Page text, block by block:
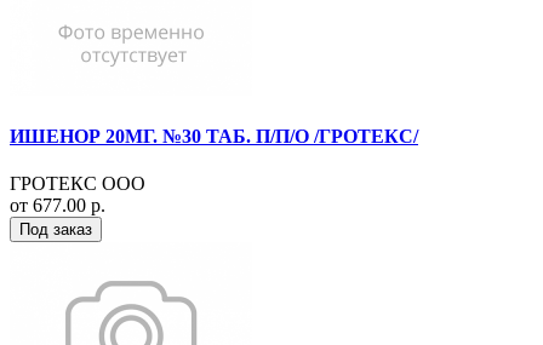
ИШЕНОР 20МГ. №30 ТАБ. П/П/О /ГРОТЕКС/
ГРОТЕКС ООО
от 677.00 р.
Под заказ